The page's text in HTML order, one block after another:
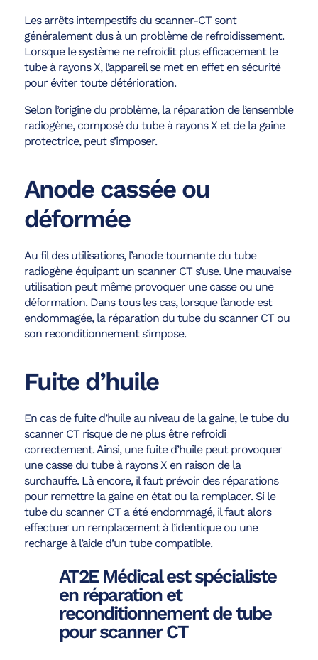
Les arrêts intempestifs du scanner-CT sont
généralement dus à un problème de refroidissement.
Lorsque le système ne refroidit plus efficacement le
tube à rayons X, l’appareil se met en effet en sécurité
pour éviter toute détérioration.
Selon l’origine du problème, la réparation de l’ensemble
radiogène, composé du tube à rayons X et de la gaine
protectrice, peut s’imposer.
Anode cassée ou
déformée
Au fil des utilisations, l’anode tournante du tube
radiogène équipant un scanner CT s’use. Une mauvaise
utilisation peut même provoquer une casse ou une
déformation. Dans tous les cas, lorsque l’anode est
endommagée, la réparation du tube du scanner CT ou
son reconditionnement s’impose.
Fuite d’huile
En cas de fuite d’huile au niveau de la gaine, le tube du
scanner CT risque de ne plus être refroidi
correctement. Ainsi, une fuite d’huile peut provoquer
une casse du tube à rayons X en raison de la
surchauffe. Là encore, il faut prévoir des réparations
pour remettre la gaine en état ou la remplacer. Si le
tube du scanner CT a été endommagé, il faut alors
effectuer un remplacement à l’identique ou une
recharge à l’aide d’un tube compatible.
AT2E Médical est spécialiste
en réparation et
reconditionnement de tube
pour scanner CT